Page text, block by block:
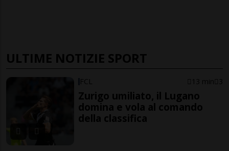
ULTIME NOTIZIE SPORT
FCL 13 min 3
Zurigo umiliato, il Lugano
domina e vola al comando
della classifica